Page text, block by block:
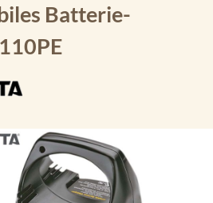
Batterie-